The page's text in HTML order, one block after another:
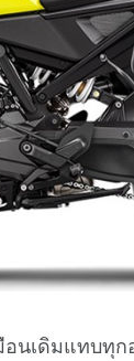
นเดิมแทบทุ